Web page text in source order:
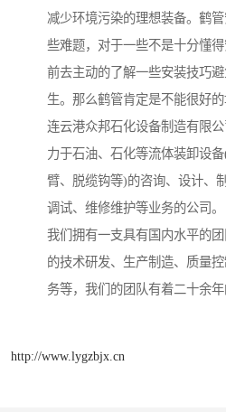
减少环境污染的理想装备。鹤
些难题，对于一些不是十分懂
前去主动的了解一些安装技巧
生。那么鹤管肯定是不能很好的
连云港众邦石化设备制造有限
力于石油、石化等流体装卸设
臂、脱缆钩等)的咨询、设计、
调试、维修维护等业务的公司。
我们拥有一支具有国内水平的
的技术研发、生产制造、质量
务等，我们的团队有着二十余年
http://www.lygzbjx.cn